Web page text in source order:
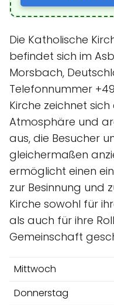
Die Katholische
befindet sich im
Morsbach,
Telefonnummer
Kirche zeichnet
Atmosphäre und
aus, die Besucher
gleichermaßen
ermöglicht einen
zur Besinnung und
Kirche sowohl für
als auch für ihre
Gemeinschaft
Mittwoch
Donnerstag